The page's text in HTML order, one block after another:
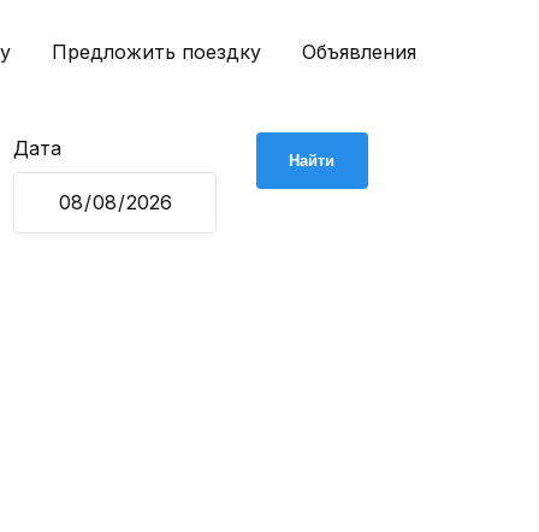
Предложить поездку Объявления
Дата